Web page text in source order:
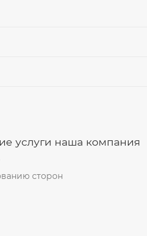
услуги наша компания
сторон